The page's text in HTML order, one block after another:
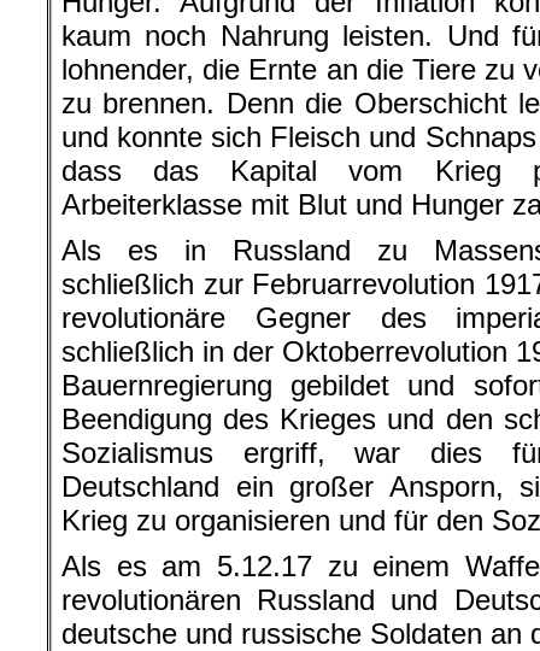
kaum noch Nahrung leisten. Und
lohnender, die Ernte an die Tiere zu
zu brennen. Denn die Oberschicht
und konnte sich Fleisch und
dass das Kapital vom Krieg
Arbeiterklasse mit Blut und Hunger
Als es in Russland zu
schließlich zur Februarrevolution
revolutionäre Gegner des
schließlich in der Oktoberrevolution
Bauernregierung gebildet und
Beendigung des Krieges und den
Sozialismus ergriff, war dies
Deutschland ein großer Ansporn,
Krieg zu organisieren und für den
Als es am 5.12.17 zu einem
revolutionären Russland und
deutsche und russische Soldaten an